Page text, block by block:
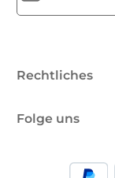
genommen
Rechtliches
Folge uns